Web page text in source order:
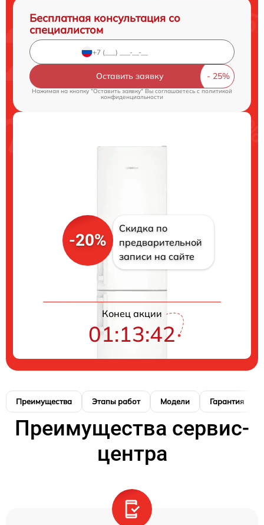
Бесплатная консультация со
специалистом
Оставить заявку
Нажимая на кнопку "Оставить заявку" Вы соглашаетесь cполитикой
конфиденциальности
-20%
Скидка по
предварительной
записи на сайте
Конец акции
01:13:41
Преимущества Этапы работ Модели Гарантия
Преимущества сервис-
центра